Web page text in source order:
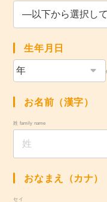
生年月日
お名前（漢字）
姓 family name
おなまえ（カナ）
セイ